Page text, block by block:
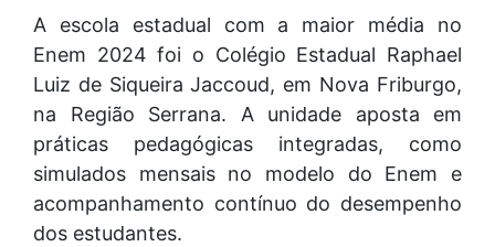
A escola estadual com a maior média no
Enem 2024 foi o Colégio Estadual Raphael
Luiz de Siqueira Jaccoud, em Nova Friburgo,
na Região Serrana. A unidade aposta em
práticas pedagógicas integradas, como
simulados mensais no modelo do Enem e
acompanhamento contínuo do desempenho
dos estudantes.